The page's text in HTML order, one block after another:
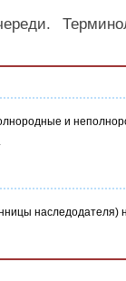
и
наследодателя)